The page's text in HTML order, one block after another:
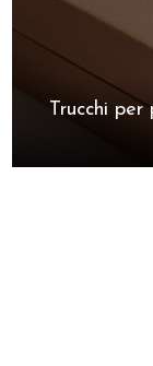
Trucchi per